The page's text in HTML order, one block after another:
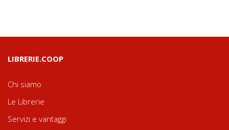
LIBRERIE.COOP
Chi siamo
Le Librerie
Servizi e vantaggi